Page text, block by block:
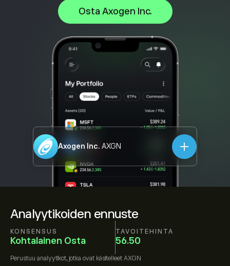
Analyytikoiden ennuste
KONSENSUS
Kohtalainen Osta
TAVOITEHINTA
56.50
Perustuu analyytikot, jotka ovat käsitelleet AXGN
Osta Axogen Inc.
Axogen Inc. AXGN